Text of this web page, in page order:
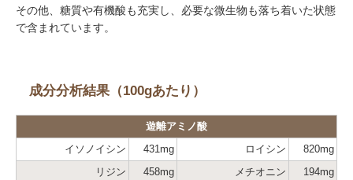
その他、糖質や有機酸も充実し、必要な微生物も落ち着いた状態
で含まれています。
成分分析結果（100gあたり）
遊離アミノ酸
イソノイシン 431mg ロイシン 820mg
リジン 458mg メチオニン 194mg